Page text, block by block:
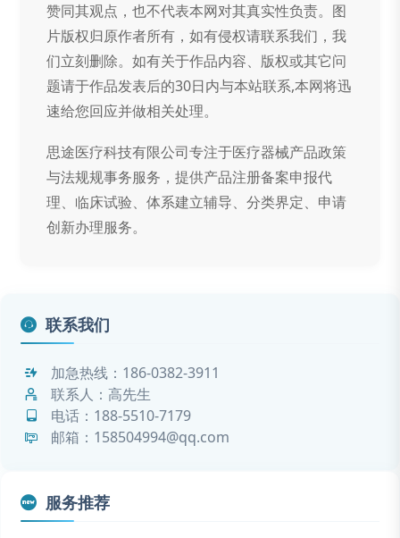
赞同其观点，也不代表本网对其真实性负责。图
片版权归原作者所有，如有侵权请联系我们，我
们立刻删除。如有关于作品内容、版权或其它问
题请于作品发表后的30日内与本站联系,本网将迅
速给您回应并做相关处理。
思途医疗科技有限公司专注于医疗器械产品政策
与法规规事务服务，提供产品注册备案申报代
理、临床试验、体系建立辅导、分类界定、申请
创新办理服务。
联系我们
加急热线： 186-0382-3911
联系人：高先生
电话： 188-5510-7179
邮箱：158504994@qq.com
服务推荐